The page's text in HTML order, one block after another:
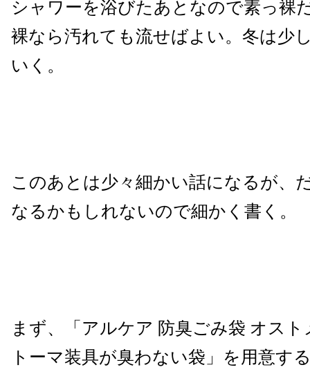
シャワーを浴びたあとなので素っ裸
裸なら汚れても流せばよい。冬は少
いく。
このあとは少々細かい話になるが、
なるかもしれないので細かく書く。
まず、「アルケア 防臭ごみ袋 オス
トーマ装具が臭わない袋」を用意す